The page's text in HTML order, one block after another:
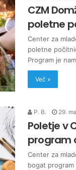
CZM
poletne
Center za
poletne
Program je
Več »
P. B. 29.
Poletje v
program
Center za
bogat